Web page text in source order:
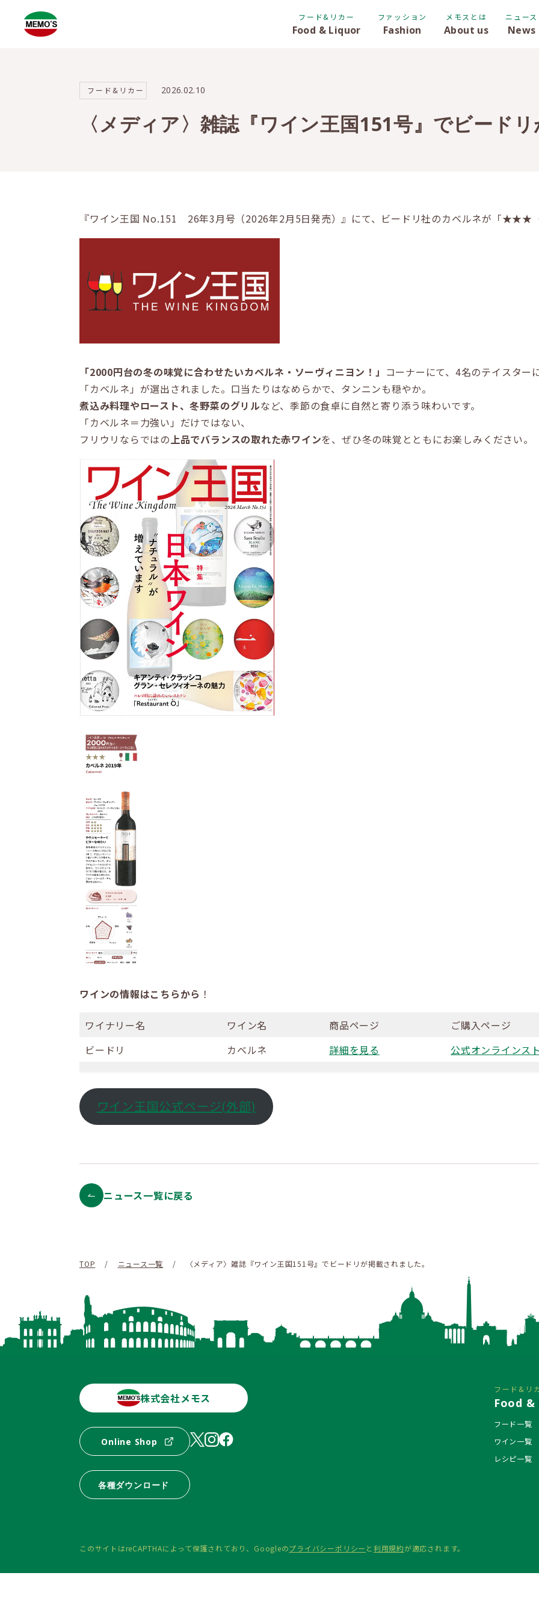
フード&リカー
Food & Liquor
ファッション
Fashion
メモスとは
About us
ニュース
News
フード&リカー 2026.02.10
〈メディア〉雑誌『ワイン王国151号』でビードリ
『ワイン王国 No.151 26年3月号（2026年2月5日発売）』にて、ビードリ社のカベルネが「★★★
「2000円台の冬の味覚に合わせたいカベルネ・ソーヴィニヨン！」 コーナーにて、4名のテイスター
「カベルネ」が選出されました。口当たりはなめらかで、タンニンも穏やか。
煮込み料理やロースト、冬野菜のグリルなど、季節の食卓に自然と寄り添う味わいです。
「カベルネ＝力強い」だけではない、
フリウリならではの上品でバランスの取れた赤ワインを、ぜひ冬の味覚とともにお楽しみください。
ワインの情報はこちらから ！
ワイナリー名 ワイン名 商品ページ
ご購入ページ
ビードリ
カベルネ 詳細を見る 公式オンラインス
ワイン王国公式ページ(外部)
ニュース一覧に戻る
TOP / ニュース一覧 / 〈メディア〉雑誌『ワイン王国151号』でビードリが掲載されました。
株式会社メモス
Online Shop
各種ダウンロード
フード&リ
Food
フード一覧
ワイン一覧
レシピ一覧
このサイトはreCAPTHAによって保護されており、 Googleのプライバシーポリシー と利用規約が適応されます。